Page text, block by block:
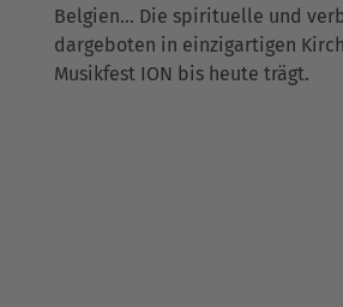
Belgien... Die spirituelle und
dargeboten in einzigartigen
Musikfest ION bis heute trägt.